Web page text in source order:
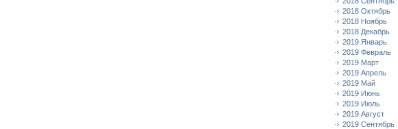
2018 Октябрь
2018 Ноябрь
2018 Декабрь
2019 Январь
2019 Февраль
2019 Март
2019 Апрель
2019 Май
2019 Июнь
2019 Июль
2019 Август
2019 Сентябрь